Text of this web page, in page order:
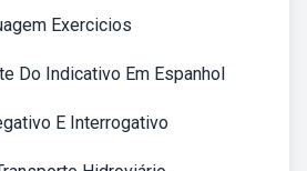
Exercicios
Do Indicativo Em Espanhol
E Interrogativo